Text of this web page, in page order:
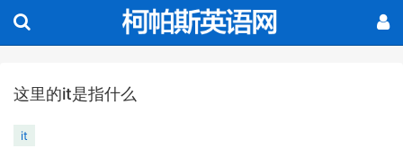
这里的it是指什么
it